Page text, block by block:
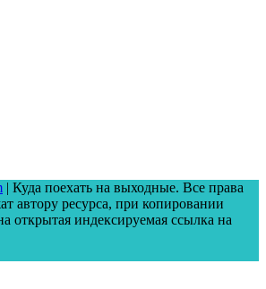
| Куда поехать на выходные. Все права
автору ресурса, при копировании
открытая индексируемая ссылка на